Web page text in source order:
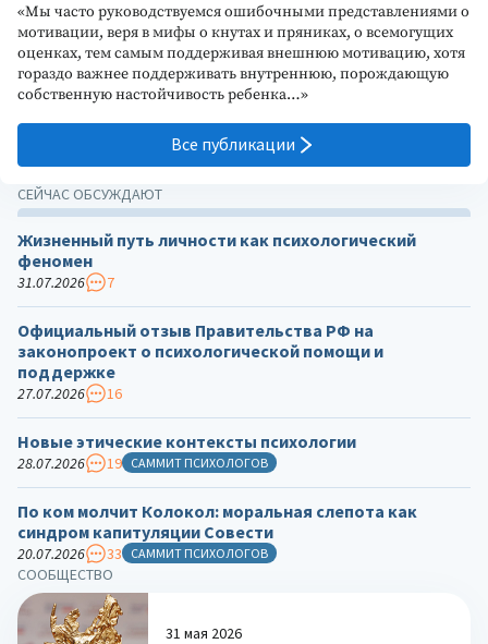
«Мы часто руководствуемся ошибочными представлениями о
мотивации, веря в мифы о кнутах и пряниках, о всемогущих
оценках, тем самым поддерживая внешнюю мотивацию, хотя
гораздо важнее поддерживать внутреннюю, порождающую
собственную настойчивость ребенка…»
Все публикации
СООБЩЕСТВО
31 мая 2026
СЕЙЧАС ОБСУЖДАЮТ
Жизненный путь личности как психологический
феномен
31.07.2026 7
Официальный отзыв Правительства РФ на
законопроект о психологической помощи и
поддержке
27.07.2026 16
Новые этические контексты психологии
28.07.2026 19 САММИТ ПСИХОЛОГОВ
По ком молчит Колокол: моральная слепота как
синдром капитуляции Совести
20.07.2026 33 САММИТ ПСИХОЛОГОВ